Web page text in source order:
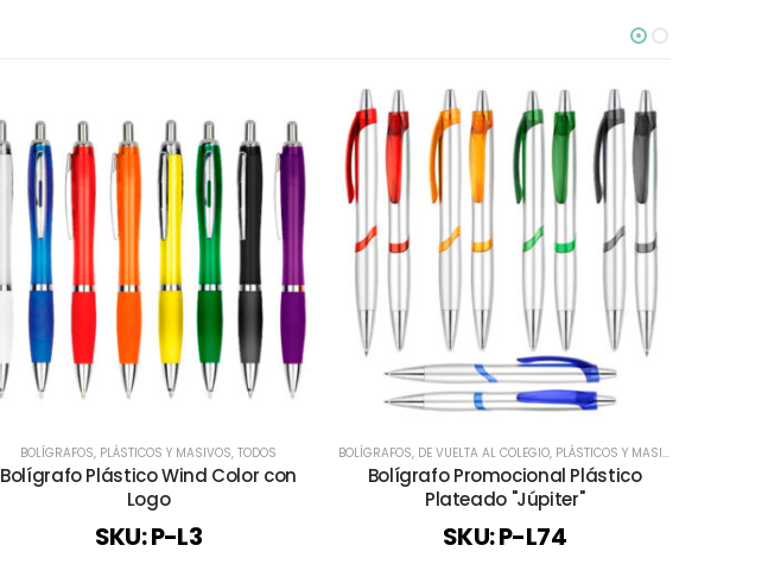
BOLÍGRAFOS, PLÁSTICOS Y MASIVOS, TODOS
Bolígrafo Plástico Wind Color con
Logo
SKU: P-L3
BOLÍGRAFOS, DE VUELTA AL COLEGIO, PLÁSTICOS Y MASIVOS
Bolígrafo Promocional Plástico
Plateado "Júpiter"
SKU: P-L74